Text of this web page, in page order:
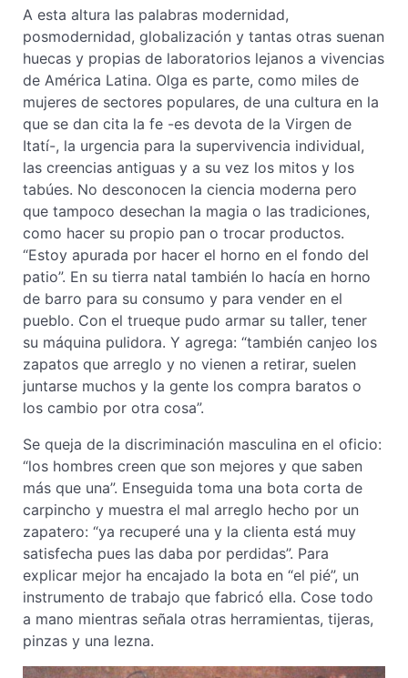
A esta altura las palabras modernidad,
posmodernidad, globalización y tantas otras suenan
huecas y propias de laboratorios lejanos a vivencias
de América Latina. Olga es parte, como miles de
mujeres de sectores populares, de una cultura en la
que se dan cita la fe -es devota de la Virgen de
Itatí-, la urgencia para la supervivencia individual,
las creencias antiguas y a su vez los mitos y los
tabúes. No desconocen la ciencia moderna pero
que tampoco desechan la magia o las tradiciones,
como hacer su propio pan o trocar productos.
“Estoy apurada por hacer el horno en el fondo del
patio”. En su tierra natal también lo hacía en horno
de barro para su consumo y para vender en el
pueblo. Con el trueque pudo armar su taller, tener
su máquina pulidora. Y agrega: “también canjeo los
zapatos que arreglo y no vienen a retirar, suelen
juntarse muchos y la gente los compra baratos o
los cambio por otra cosa”.
Se queja de la discriminación masculina en el oficio:
“los hombres creen que son mejores y que saben
más que una”. Enseguida toma una bota corta de
carpincho y muestra el mal arreglo hecho por un
zapatero: “ya recuperé una y la clienta está muy
satisfecha pues las daba por perdidas”. Para
explicar mejor ha encajado la bota en “el pié”, un
instrumento de trabajo que fabricó ella. Cose todo
a mano mientras señala otras herramientas, tijeras,
pinzas y una lezna.